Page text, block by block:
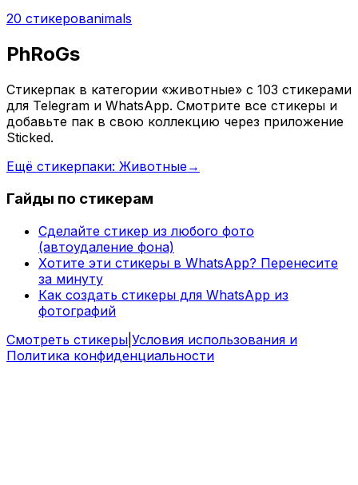
20 стикеровanimals
PhRoGs
Стикерпак в категории «животные» с 103 стикерами
для Telegram и WhatsApp. Смотрите все стикеры и
добавьте пак в свою коллекцию через приложение
Sticked.
Ещё стикерпаки: Животные→
Гайды по стикерам
Сделайте стикер из любого фото
(автоудаление фона)
Хотите эти стикеры в WhatsApp? Перенесите
за минуту
Как создать стикеры для WhatsApp из
фотографий
Смотреть стикеры Условия использования и
Политика конфиденциальности